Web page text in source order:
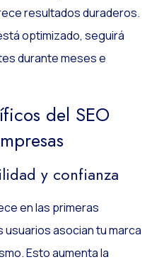
resultados duraderos.
optimizado, seguirá
durante meses e
del SEO
y confianza
en las primeras
asocian tu marca
Esto aumenta la